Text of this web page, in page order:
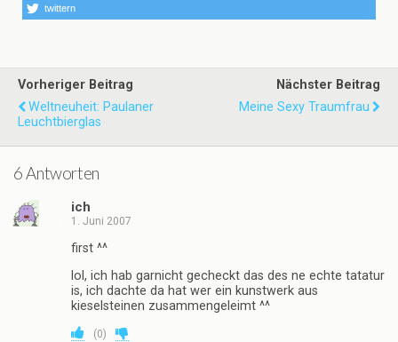
twittern
Vorheriger Beitrag
Weltneuheit: Paulaner
Leuchtbierglas
Nächster Beitrag
Meine Sexy Traumfrau
6 Antworten
ich
1. Juni 2007
first ^^
lol, ich hab garnicht gecheckt das des ne echte tatatur
is, ich dachte da hat wer ein kunstwerk aus
kieselsteinen zusammengeleimt ^^
(0)